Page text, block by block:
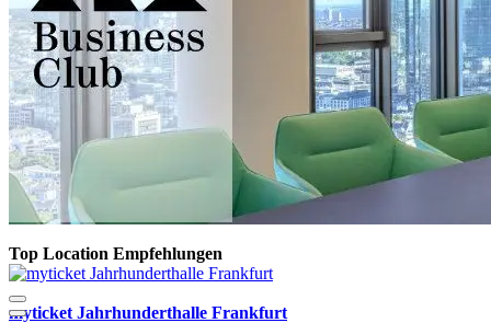
Top Location Empfehlungen
myticket Jahrhunderthalle Frankfurt